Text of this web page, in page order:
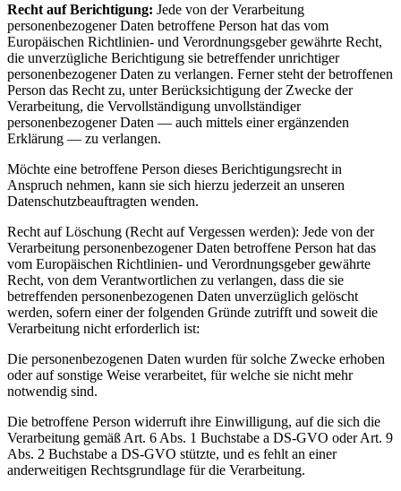
Recht auf Berichtigung: Jede von der Verarbeitung
personenbezogener Daten betroffene Person hat das vom
Europäischen Richtlinien- und Verordnungsgeber gewährte Recht,
die unverzügliche Berichtigung sie betreffender unrichtiger
personenbezogener Daten zu verlangen. Ferner steht der betroffenen
Person das Recht zu, unter Berücksichtigung der Zwecke der
Verarbeitung, die Vervollständigung unvollständiger
personenbezogener Daten — auch mittels einer ergänzenden
Erklärung — zu verlangen.
Möchte eine betroffene Person dieses Berichtigungsrecht in
Anspruch nehmen, kann sie sich hierzu jederzeit an unseren
Datenschutzbeauftragten wenden.
Recht auf Löschung (Recht auf Vergessen werden): Jede von der
Verarbeitung personenbezogener Daten betroffene Person hat das
vom Europäischen Richtlinien- und Verordnungsgeber gewährte
Recht, von dem Verantwortlichen zu verlangen, dass die sie
betreffenden personenbezogenen Daten unverzüglich gelöscht
werden, sofern einer der folgenden Gründe zutrifft und soweit die
Verarbeitung nicht erforderlich ist:
Die personenbezogenen Daten wurden für solche Zwecke erhoben
oder auf sonstige Weise verarbeitet, für welche sie nicht mehr
notwendig sind.
Die betroffene Person widerruft ihre Einwilligung, auf die sich die
Verarbeitung gemäß Art. 6 Abs. 1 Buchstabe a DS-GVO oder Art. 9
Abs. 2 Buchstabe a DS-GVO stützte, und es fehlt an einer
anderweitigen Rechtsgrundlage für die Verarbeitung.